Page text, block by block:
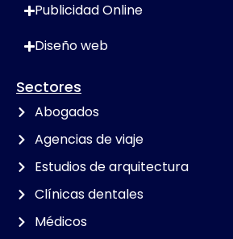
Publicidad Online
Diseño web
Sectores
Abogados
Agencias de viaje
Estudios de arquitectura
Clínicas dentales
Médicos